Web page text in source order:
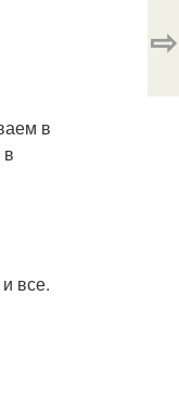
в
все.
⇨